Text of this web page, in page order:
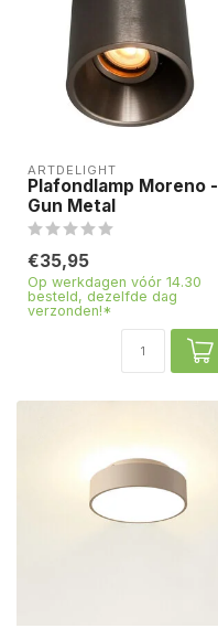
ARTDELIGHT
Plafondlamp Moreno -
Gun Metal
€35,95
Op werkdagen vóór 14.30
besteld, dezelfde dag
verzonden!*